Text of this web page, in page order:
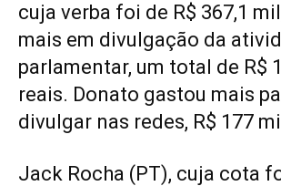
cuja verba foi de R$ 367,1
mais em divulgação da
parlamentar, um total de R$
reais. Donato gastou mais
divulgar nas redes, R$ 177
Jack Rocha (PT), cuja cota